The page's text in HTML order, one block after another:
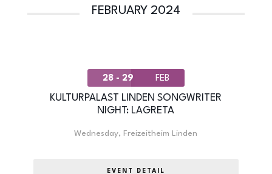
FEBRUARY 2024
28 - 29 FEB
KULTURPALAST LINDEN SONGWRITER
NIGHT: LAGRETA
Wednesday, Freizeitheim Linden
EVENT DETAIL